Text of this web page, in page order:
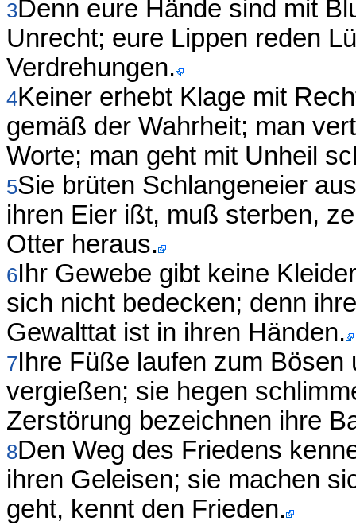
3Denn eure Hände sind mit
Unrecht; eure Lippen reden
Verdrehungen.
4Keiner erhebt Klage mit
gemäß der Wahrheit; man
Worte; man geht mit Unheil
5Sie brüten Schlangeneier
ihren Eier ißt, muß sterben,
Otter heraus.
6Ihr Gewebe gibt keine
sich nicht bedecken; denn
Gewalttat ist in ihren Händen.
7Ihre Füße laufen zum
vergießen; sie hegen
Zerstörung bezeichnen ihre
8Den Weg des Friedens
ihren Geleisen; sie machen
geht, kennt den Frieden.